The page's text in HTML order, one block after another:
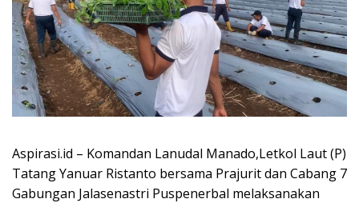
Aspirasi.id – Komandan Lanudal Manado,Letkol Laut (P)
Tatang Yanuar Ristanto bersama Prajurit dan Cabang 7
Gabungan Jalasenastri Puspenerbal melaksanakan